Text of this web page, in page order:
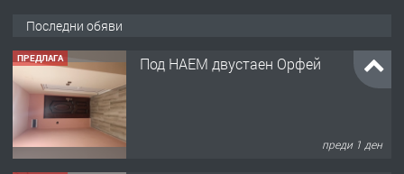
Последни обяви
ПРЕДЛАГА